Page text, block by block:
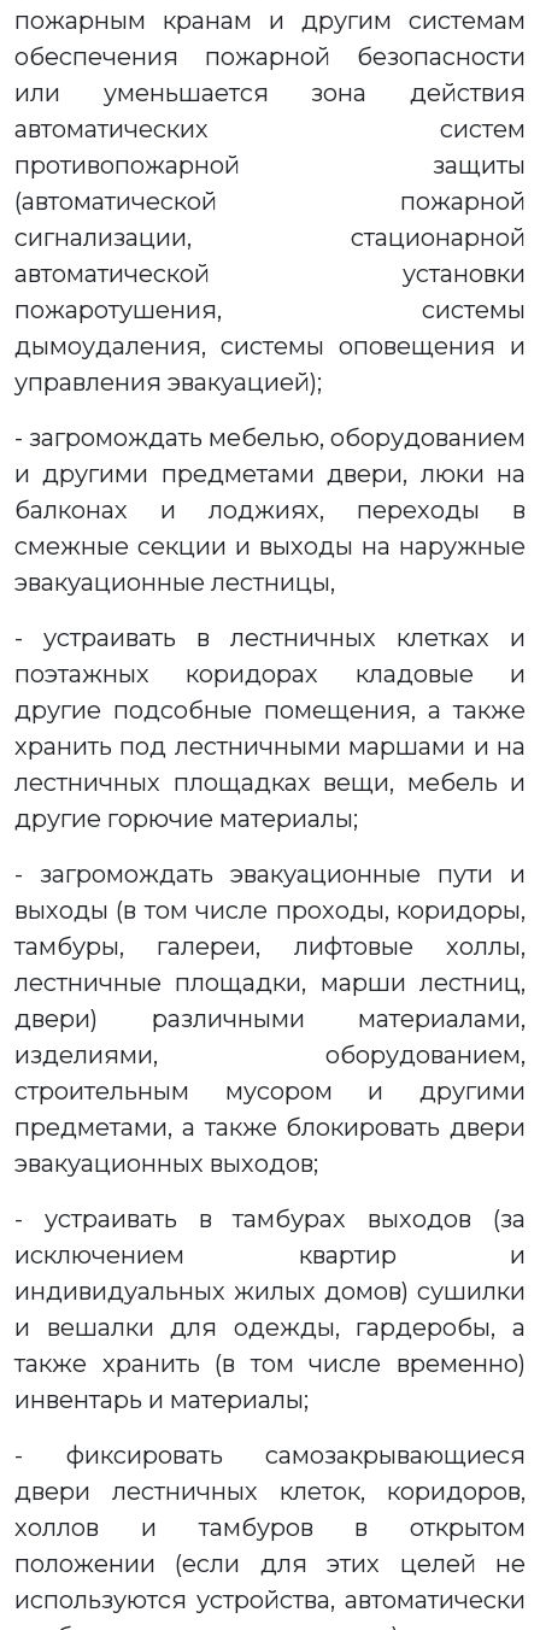
пожарным кранам и другим системам
обеспечения пожарной безопасности
или уменьшается зона действия
автоматических систем
противопожарной защиты
(автоматической пожарной
сигнализации, стационарной
автоматической установки
пожаротушения, системы
дымоудаления, системы оповещения и
управления эвакуацией);
- загромождать мебелью, оборудованием
и другими предметами двери, люки на
балконах и лоджиях, переходы в
смежные секции и выходы на наружные
эвакуационные лестницы,
- устраивать в лестничных клетках и
поэтажных коридорах кладовые и
другие подсобные помещения, а также
хранить под лестничными маршами и на
лестничных площадках вещи, мебель и
другие горючие материалы;
- загромождать эвакуационные пути и
выходы (в том числе проходы, коридоры,
тамбуры, галереи, лифтовые холлы,
лестничные площадки, марши лестниц,
двери) различными материалами,
изделиями, оборудованием,
строительным мусором и другими
предметами, а также блокировать двери
эвакуационных выходов;
- устраивать в тамбурах выходов (за
исключением квартир и
индивидуальных жилых домов) сушилки
и вешалки для одежды, гардеробы, а
также хранить (в том числе временно)
инвентарь и материалы;
- фиксировать самозакрывающиеся
двери лестничных клеток, коридоров,
холлов и тамбуров в открытом
положении (если для этих целей не
используются устройства, автоматически